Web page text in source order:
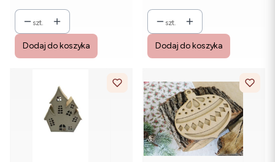
szt.
Dodaj do koszyka
szt.
Dodaj do koszyka